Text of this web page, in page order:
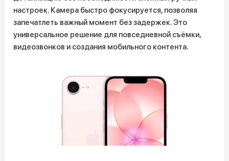
настроек. Камера быстро фокусируется, позволяя
запечатлеть важный момент без задержек. Это
универсальное решение для повседневной съёмки,
видеозвонков и создания мобильного контента.